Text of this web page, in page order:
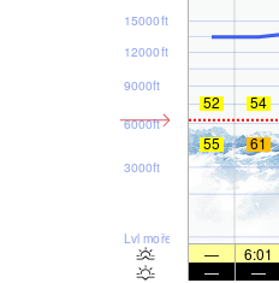
Lvl moře
3000ft
6000ft
9000ft
12000ft
15000ft
52 54
55
61
— 6:01
—
—